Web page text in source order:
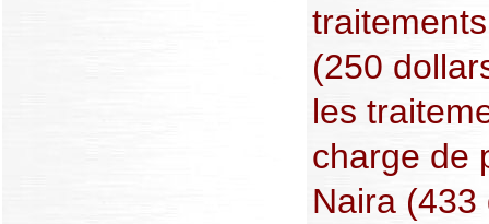
(250
les
charge de
Naira (433